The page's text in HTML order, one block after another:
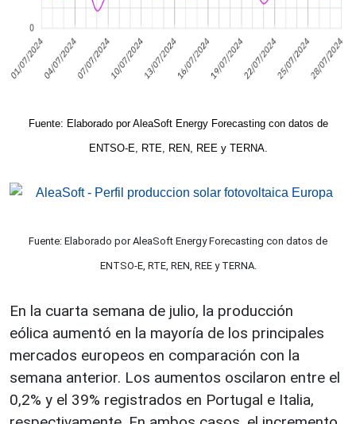
Fuente: Elaborado por AleaSoft Energy Forecasting con datos de
ENTSO-E, RTE, REN, REE y TERNA.
Fuente: Elaborado por AleaSoft Energy Forecasting con datos de
ENTSO-E, RTE, REN, REE y TERNA.
En la cuarta semana de julio, la producción
eólica aumentó en la mayoría de los principales
mercados europeos en comparación con la
semana anterior. Los aumentos oscilaron entre el
0,2% y el 39% registrados en Portugal e Italia,